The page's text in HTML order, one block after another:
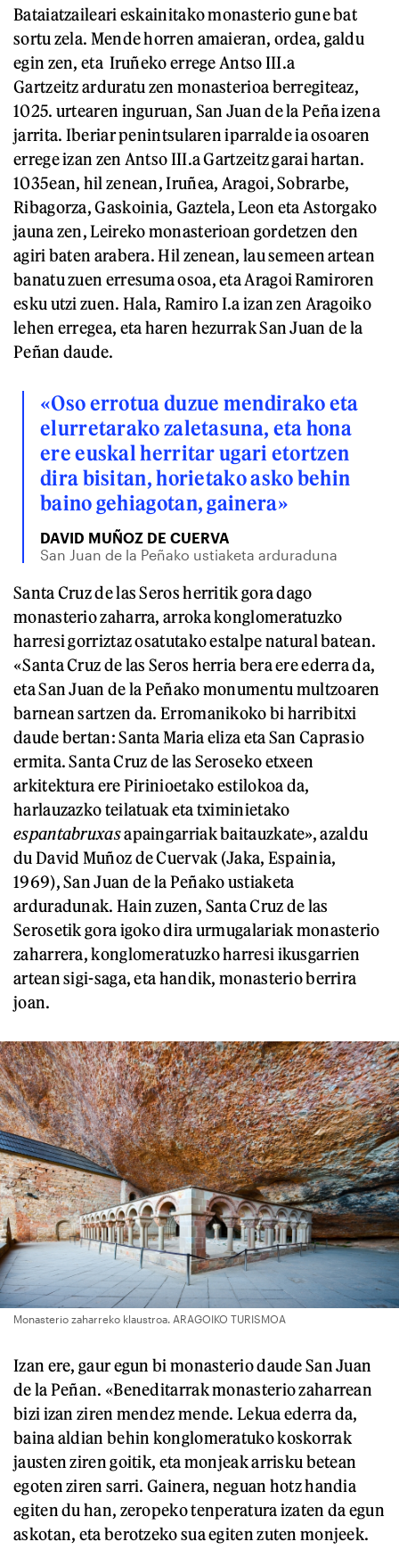
Bataiatzaileari eskainitako monasterio gune bat
sortu zela. Mende horren amaieran, ordea, galdu
egin zen, eta Iruñeko errege Antso III.a
Gartzeitz arduratu zen monasterioa berregiteaz,
1025. urtearen inguruan, San Juan de la Peña izena
jarrita. Iberiar penintsularen iparralde ia osoaren
errege izan zen Antso III.a Gartzeitz garai hartan.
1035ean, hil zenean, Iruñea, Aragoi, Sobrarbe,
Ribagorza, Gaskoinia, Gaztela, Leon eta Astorgako
jauna zen, Leireko monasterioan gordetzen den
agiri baten arabera. Hil zenean, lau semeen artean
banatu zuen erresuma osoa, eta Aragoi Ramiroren
esku utzi zuen. Hala, Ramiro I.a izan zen Aragoiko
lehen erregea, eta haren hezurrak San Juan de la
Peñan daude.
«Oso errotua duzue mendirako eta
elurretarako zaletasuna, eta hona
ere euskal herritar ugari etortzen
dira bisitan, horietako asko behin
baino gehiagotan, gainera»
DAVID MUÑOZ DE CUERVA
San Juan de la Peñako ustiaketa arduraduna
Santa Cruz de las Seros herritik gora dago
monasterio zaharra, arroka konglomeratuzko
harresi gorriztaz osatutako estalpe natural batean.
«Santa Cruz de las Seros herria bera ere ederra da,
eta San Juan de la Peñako monumentu multzoaren
barnean sartzen da. Erromanikoko bi harribitxi
daude bertan: Santa Maria eliza eta San Caprasio
ermita. Santa Cruz de las Seroseko etxeen
arkitektura ere Pirinioetako estilokoa da,
harlauzazko teilatuak eta tximinietako
espantabruxasapaingarriak baitauzkate», azaldu
du David Muñoz de Cuervak (Jaka, Espainia,
1969), San Juan de la Peñako ustiaketa
arduradunak. Hain zuzen, Santa Cruz de las
Serosetik gora igoko dira urmugalariak monasterio
zaharrera, konglomeratuzko harresi ikusgarrien
artean sigi-saga, eta handik, monasterio berrira
joan.
Monasterio zaharreko klaustroa. ARAGOIKO TURISMOA
Izan ere, gaur egun bi monasterio daude San Juan
de la Peñan. «Beneditarrak monasterio zaharrean
bizi izan ziren mendez mende. Lekua ederra da,
baina aldian behin konglomeratuko koskorrak
jausten ziren goitik, eta monjeak arrisku betean
egoten ziren sarri. Gainera, neguan hotz handia
egiten du han, zeropeko tenperatura izaten da egun
askotan, eta berotzeko sua egiten zuten monjeek.